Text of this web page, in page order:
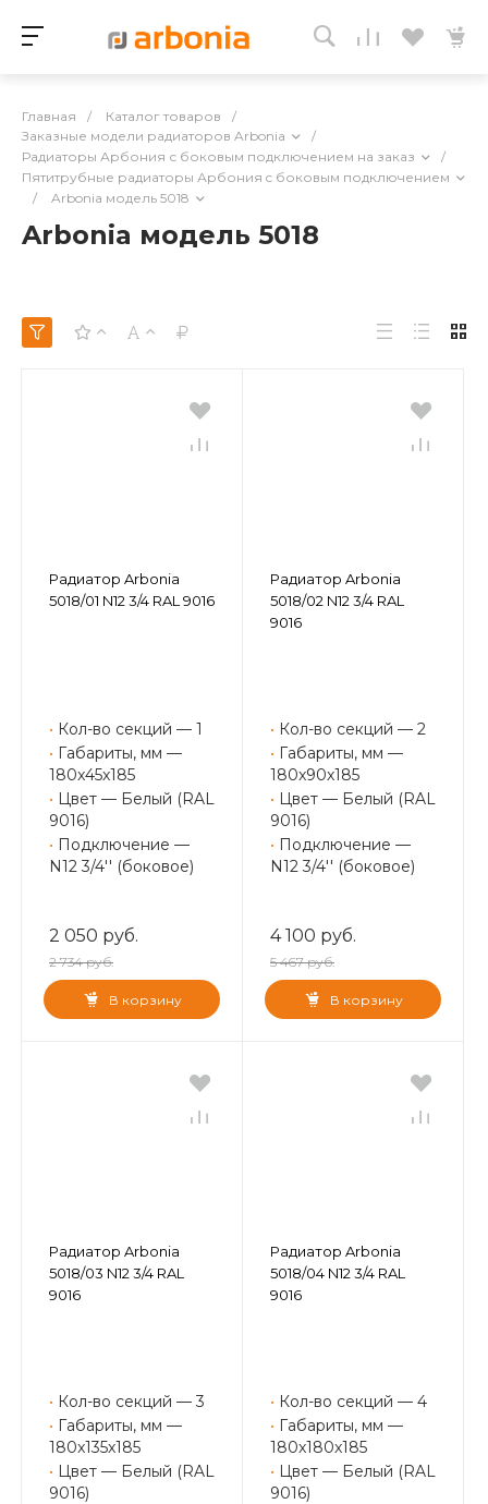
Главная / Каталог товаров
/
Заказные модели радиаторов Arbonia
/
Радиаторы Арбония с боковым подключением на заказ
/
Пятитрубные радиаторы Арбония c боковым подключением
/
Arbonia модель 5018
Arbonia модель 5018
Радиатор Arbonia
5018/01 N12 3/4 RAL 9016
• Кол-во секций — 1
• Габариты, мм —
180x45x185
• Цвет — Белый (RAL
9016)
• Подключение —
N12 3/4'' (боковое)
2 050 руб.
2 734 руб.
В корзину
Радиатор Arbonia
5018/02 N12 3/4 RAL
9016
• Кол-во секций — 2
• Габариты, мм —
180x90x185
• Цвет — Белый (RAL
9016)
• Подключение —
N12 3/4'' (боковое)
4 100 руб.
5 467 руб.
В корзину
Радиатор Arbonia
5018/03 N12 3/4 RAL
9016
• Кол-во секций — 3
• Габариты, мм —
180x135x185
• Цвет — Белый (RAL
9016)
Радиатор Arbonia
5018/04 N12 3/4 RAL
9016
• Кол-во секций — 4
• Габариты, мм —
180x180x185
• Цвет — Белый (RAL
9016)